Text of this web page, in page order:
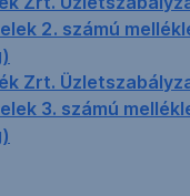
2. számú
Zrt.
3. számú